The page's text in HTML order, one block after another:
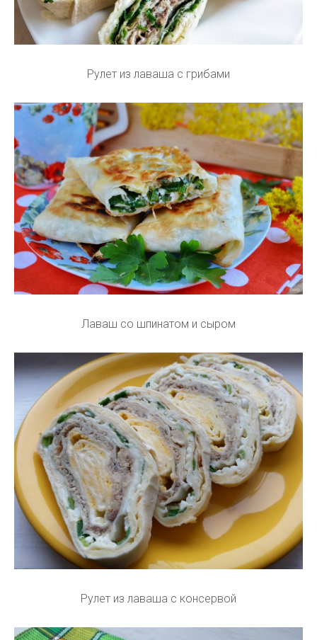
Рулет из лаваша с грибами
Лаваш со шпинатом и сыром
Рулет из лаваша с консервой